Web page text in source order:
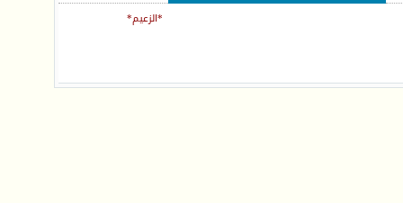
*الزعيم*